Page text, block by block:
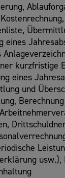
kurzfristige
eines
und
usw.),